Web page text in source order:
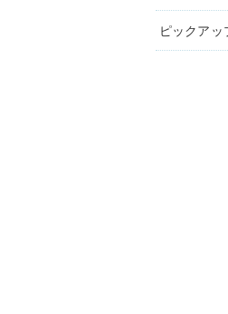
ピックアッ